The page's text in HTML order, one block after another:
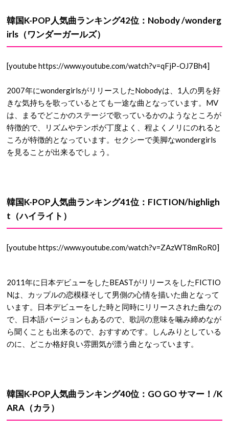
韓国K-POP人気曲ランキング42位：Nobody /wonderg
irls（ワンダーガールズ）
[youtube https://www.youtube.com/watch?v=qFjP-OJ7Bh4]
2007年にwondergirlsがリリースしたNobodyは、1人の男を好
きな気持ちを歌っているとても一途な曲となっています。MV
は、まるでどこかのステージで歌っているかのようなところが
特徴的で、リズムやテンポが丁度よく、程よくノリにのれると
ころが特徴的となっています。セクシーで美脚なwondergirls
を見ることが出来るでしょう。
韓国K-POP人気曲ランキング41位：FICTION/highligh
t（ハイライト）
[youtube https://www.youtube.com/watch?v=ZAzWT8mRoR0]
2011年に日本デビューをしたBEASTがリリースをしたFICTIO
Nは、カップルの恋模様そして男側の心情を描いた曲となって
います。日本デビューをした時と同時にリリースされた曲なの
で、日本語バージョンもあるので、歌詞の意味を噛み締めなが
ら聞くことも出来るので、おすすめです。しんみりとしている
のに、どこか格好良い雰囲気が漂う曲となっています。
韓国K-POP人気曲ランキング40位：GO GO サマー！/K
ARA（カラ）